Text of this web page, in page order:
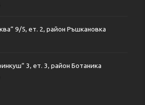
9/5, ет. 2, район Ръшкановка
3, ет. 3, район Ботаника